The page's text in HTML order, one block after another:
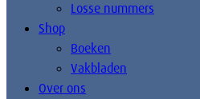
Losse nummers
Shop
Boeken
Vakbladen
Over ons